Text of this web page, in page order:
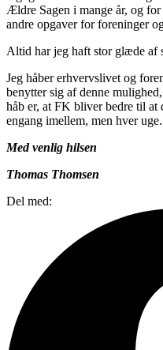
Ældre Sagen i mange år, og
andre opgaver for foreninger
Altid har jeg haft stor glæde af
Jeg håber erhvervslivet og
benytter sig af denne
håb er, at FK bliver bedre til
engang imellem, men hver uge.
Med venlig hilsen
Thomas Thomsen
Del med: